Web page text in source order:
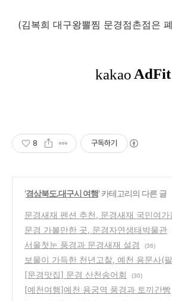
(김복희 대구왕뽈찜 문경점촌점은
8 구독하기
'경상북도.대구시 여행' 카테고리의 다른 글
문경새재 펜션 추천, 문경새재 국민여가
의 '문경 스머프마을'
(40)
문경 가볼만한 곳, 문경자연생태박물관
서울첫눈 풍경과 문경새재 설경 (36)
보물이 가득한 천년고찰, 예천 용문사(팔
윤장대, 교지, 대장전, 자운루)
(36)
[문경맛집] 문경 산천송어회 (30)
[예천여행]예천 용궁역 풍경과 토끼간빵